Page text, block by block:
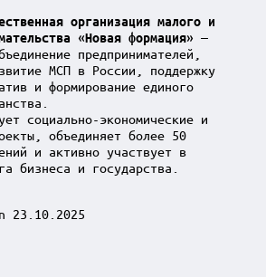
организация малого и
«Новая формация» —
предпринимателей,
МСП в России, поддержку
и формирование единого
социально-экономические и
объединяет более 50
и активно участвует в
бизнеса и государства.
23.10.2025